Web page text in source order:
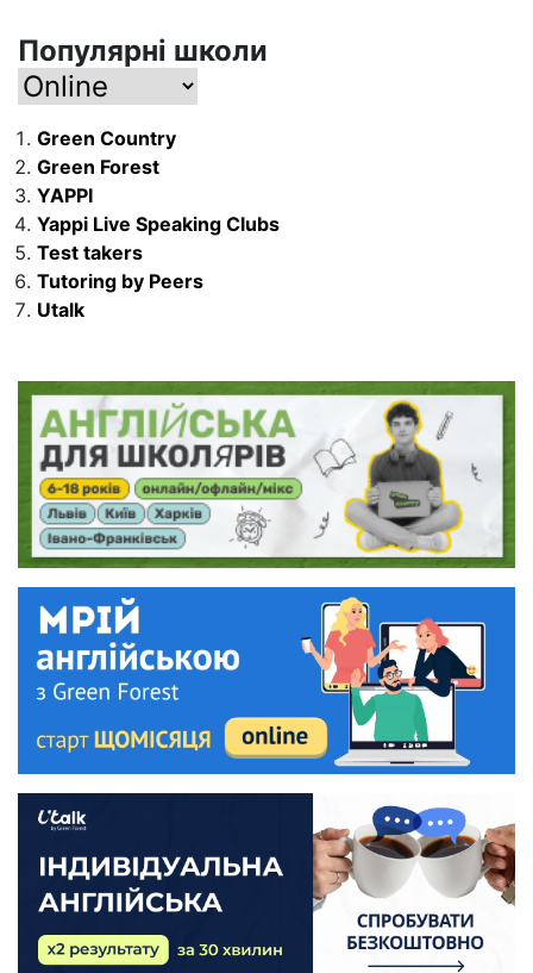
Популярні школи
Green Country
Green Forest
YAPPI
Yappi Live Speaking Clubs
Test takers
Tutoring by Peers
Utalk